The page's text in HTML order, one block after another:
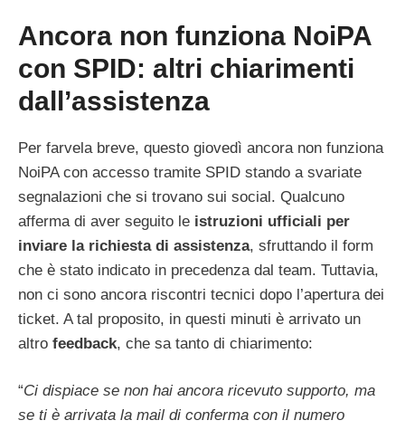
Ancora non funziona NoiPA
con SPID: altri chiarimenti
dall’assistenza
Per farvela breve, questo giovedì ancora non funziona
NoiPA con accesso tramite SPID stando a svariate
segnalazioni che si trovano sui social. Qualcuno
afferma di aver seguito le istruzioni ufficiali per
inviare la richiesta di assistenza, sfruttando il form
che è stato indicato in precedenza dal team. Tuttavia,
non ci sono ancora riscontri tecnici dopo l’apertura dei
ticket. A tal proposito, in questi minuti è arrivato un
altro feedback, che sa tanto di chiarimento:
“Ci dispiace se non hai ancora ricevuto supporto, ma
se ti è arrivata la mail di conferma con il numero